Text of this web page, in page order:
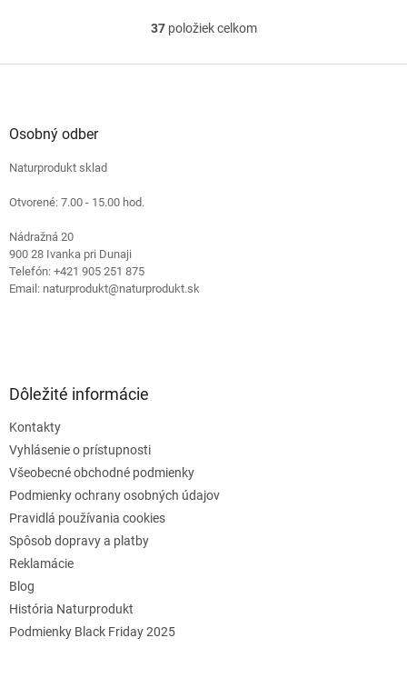
O
l
37položiek celkom
Osobný odber
Naturprodukt sklad
Otvorené: 7.00 - 15.00 hod.
Nádražná 20
900 28 Ivanka pri Dunaji
Telefón: +421 905 251 875
Email: naturprodukt@naturprodukt.sk
Dôležité informácie
Kontakty
Vyhlásenie o prístupnosti
Všeobecné obchodné podmienky
Podmienky ochrany osobných údajov
Pravidlá používania cookies
Spôsob dopravy a platby
Reklamácie
Blog
História Naturprodukt
Podmienky Black Friday 2025